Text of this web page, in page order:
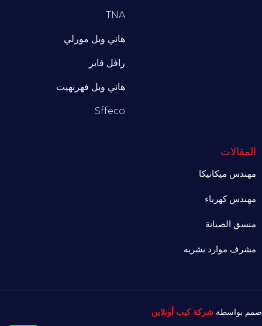
TNA
هاني ويل مورلي
رافل فاير
هاني ويل فهرنهيت
Sffeco
المقالات
مهندس ميكانيكا
مهندس كهرباء
منسق الصيانة
مشرف موارد بشريه
صمم بواسطة شركة كيب أونلاين